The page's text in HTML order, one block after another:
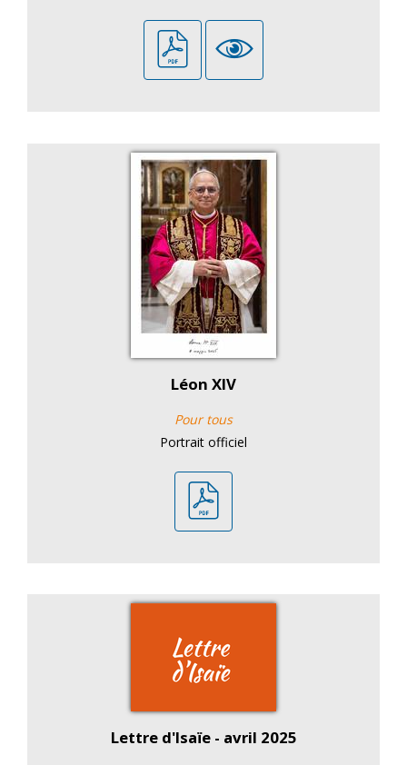
Léon XIV
Pour tous
Portrait officiel
Lettre d'Isaïe - avril 2025